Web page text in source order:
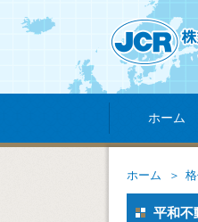
ホーム
ホーム
平和不